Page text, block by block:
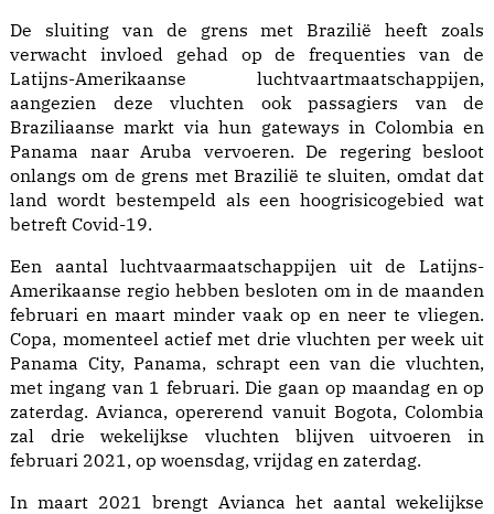
De sluiting van de grens met Brazilië heeft zoals
verwacht invloed gehad op de frequenties van de
Latijns-Amerikaanse luchtvaartmaatschappijen,
aangezien deze vluchten ook passagiers van de
Braziliaanse markt via hun gateways in Colombia en
Panama naar Aruba vervoeren. De regering besloot
onlangs om de grens met Brazilië te sluiten, omdat dat
land wordt bestempeld als een hoogrisicogebied wat
betreft Covid-19.
Een aantal luchtvaarmaatschappijen uit de Latijns-
Amerikaanse regio hebben besloten om in de maanden
februari en maart minder vaak op en neer te vliegen.
Copa, momenteel actief met drie vluchten per week uit
Panama City, Panama, schrapt een van die vluchten,
met ingang van 1 februari. Die gaan op maandag en op
zaterdag. Avianca, opererend vanuit Bogota, Colombia
zal drie wekelijkse vluchten blijven uitvoeren in
februari 2021, op woensdag, vrijdag en zaterdag.
In maart 2021 brengt Avianca het aantal wekelijkse